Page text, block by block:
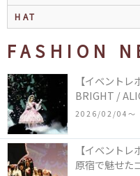
HAT
FASHION
【イベント
BRIGHT /
COLLECTION
2026/02/04〜
【イベント
原宿で魅せた